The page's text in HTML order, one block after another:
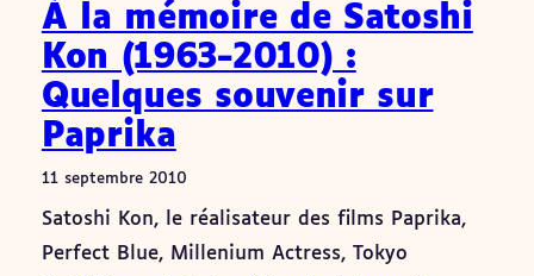
À la mémoire de Satoshi
Kon (1963-2010) :
Quelques souvenir sur
Paprika
11 septembre 2010
Satoshi Kon, le réalisateur des films Paprika,
Perfect Blue, Millenium Actress, Tokyo